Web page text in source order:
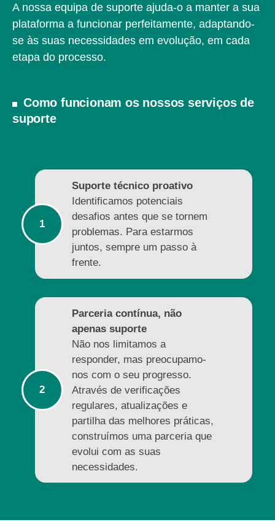
A nossa equipa de suporte ajuda-o a manter a sua
plataforma a funcionar perfeitamente, adaptando-
se às suas necessidades em evolução, em cada
etapa do processo.
Como funcionam os nossos serviços de
suporte
Suporte técnico proativo
Identificamos potenciais
desafios antes que se tornem
problemas. Para estarmos
juntos, sempre um passo à
frente.
Parceria contínua, não
apenas suporte
Não nos limitamos a
responder, mas preocupamo-
nos com o seu progresso.
Através de verificações
regulares, atualizações e
partilha das melhores práticas,
construímos uma parceria que
evolui com as suas
necessidades.